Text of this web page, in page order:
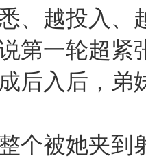
、越投入、
第一轮超紧
后入后，
个被她夹